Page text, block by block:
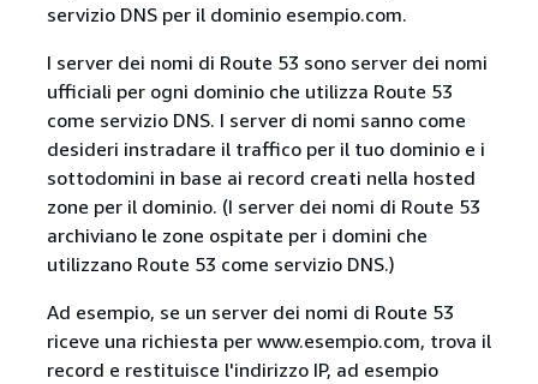
servizio DNS per il dominio esempio.com.
I server dei nomi di Route 53 sono server dei nomi
ufficiali per ogni dominio che utilizza Route 53
come servizio DNS. I server di nomi sanno come
desideri instradare il traffico per il tuo dominio e i
sottodomini in base ai record creati nella hosted
zone per il dominio. (I server dei nomi di Route 53
archiviano le zone ospitate per i domini che
utilizzano Route 53 come servizio DNS.)
Ad esempio, se un server dei nomi di Route 53
riceve una richiesta per www.esempio.com, trova il
record e restituisce l'indirizzo IP, ad esempio